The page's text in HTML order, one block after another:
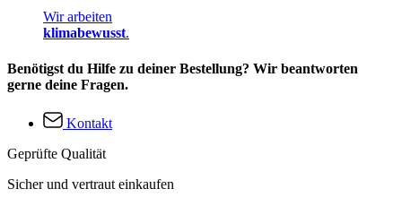
Wir arbeiten
klimabewusst.
Benötigst du Hilfe zu deiner Bestellung? Wir beantworten
gerne deine Fragen.
Kontakt
Geprüfte Qualität
Sicher und vertraut einkaufen